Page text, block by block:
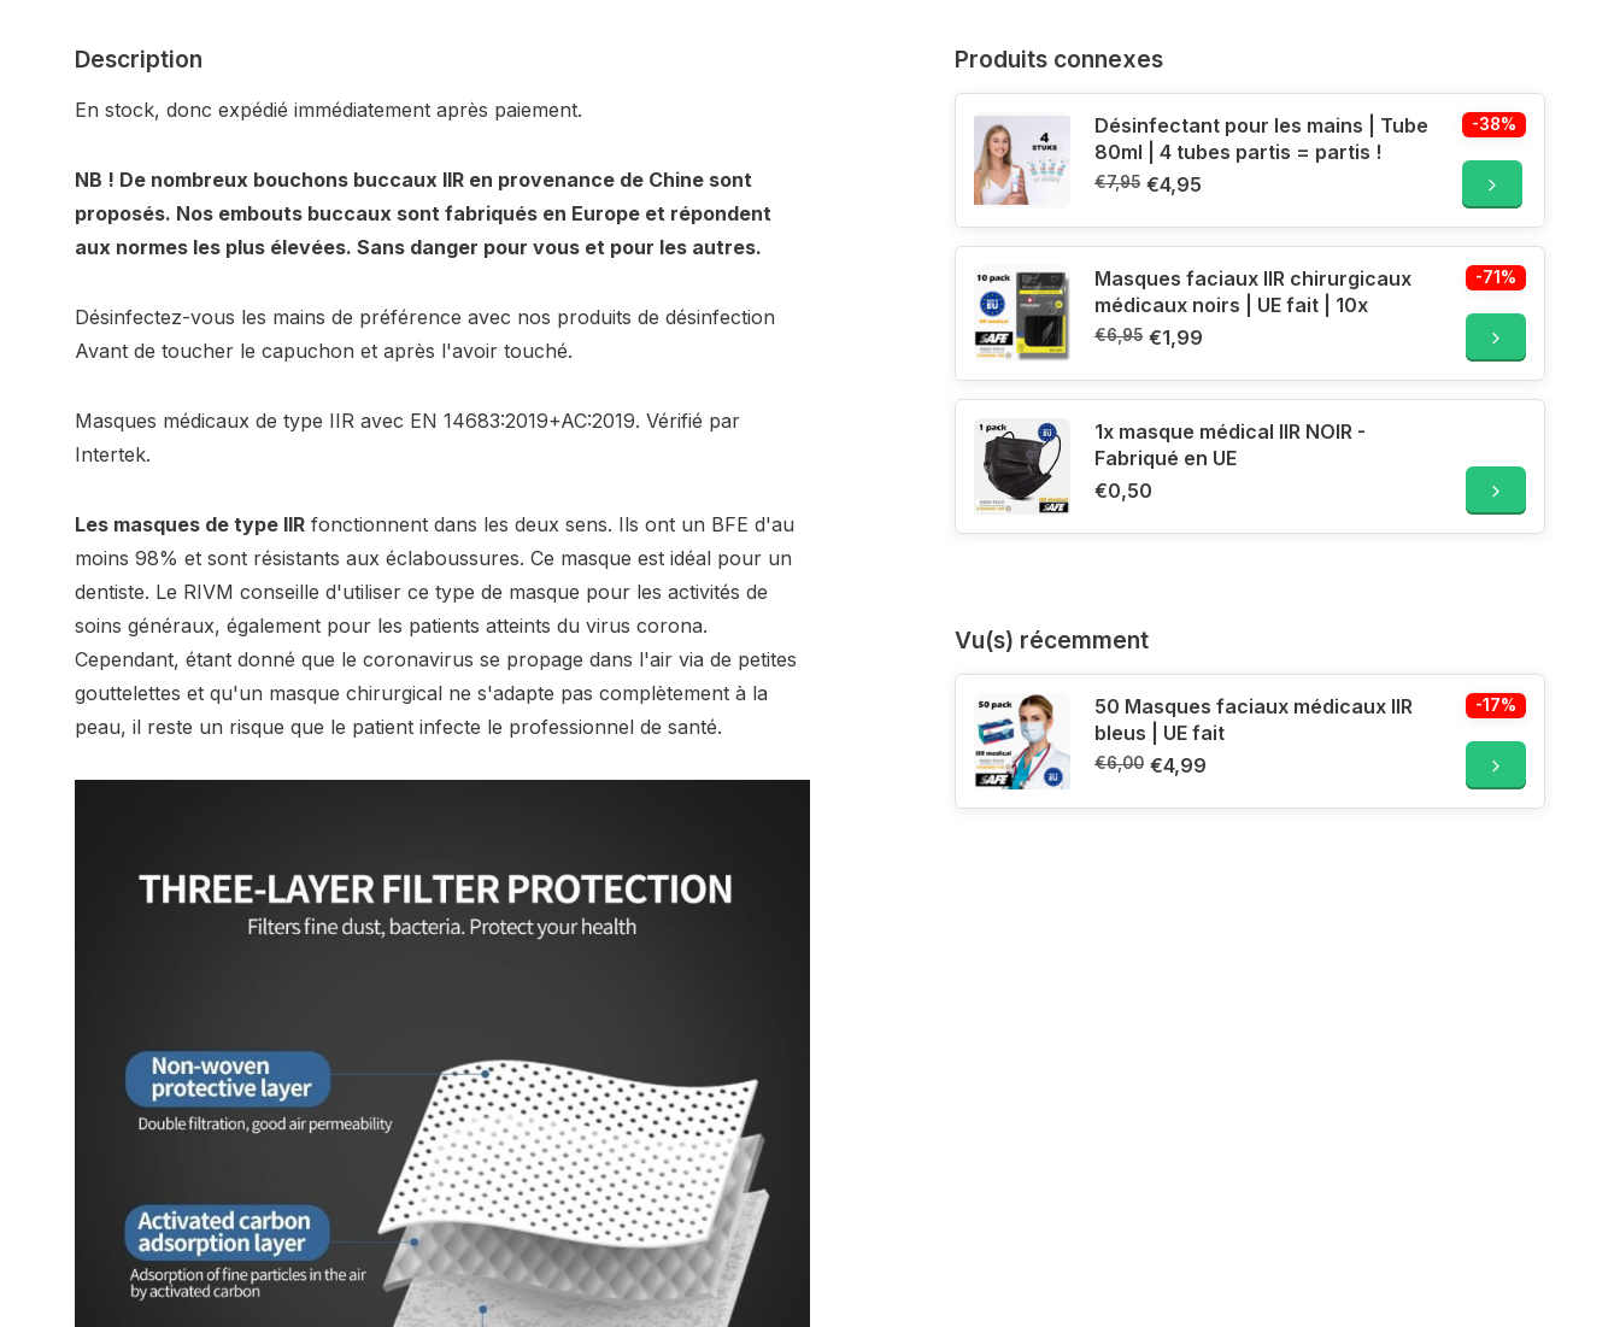
Description
En stock, donc expédié immédiatement après paiement.
NB ! De nombreux bouchons buccaux IIR en provenance de Chine sont
proposés. Nos embouts buccaux sont fabriqués en Europe et répondent
aux normes les plus élevées. Sans danger pour vous et pour les autres.
Désinfectez-vous les mains de préférence avec nos produits de désinfection
Avant de toucher le capuchon et après l'avoir touché.
Masques médicaux de type IIR avec EN 14683:2019+AC:2019. Vérifié par
Intertek.
Les masques de type IIR fonctionnent dans les deux sens. Ils ont un BFE d'au
moins 98% et sont résistants aux éclaboussures. Ce masque est idéal pour un
dentiste. Le RIVM conseille d'utiliser ce type de masque pour les activités de
soins généraux, également pour les patients atteints du virus corona.
Cependant, étant donné que le coronavirus se propage dans l'air via de petites
gouttelettes et qu'un masque chirurgical ne s'adapte pas complètement à la
peau, il reste un risque que le patient infecte le professionnel de santé.
Produits connexes
Désinfectant pour les mains | Tube
80ml | 4 tubes partis = partis !
€7,95 €4,95
-38%
Masques faciaux IIR chirurgicaux
médicaux noirs | UE fait | 10x
€6,95 €1,99
-71%
1x masque médical IIR NOIR -
Fabriqué en UE
€0,50
Vu(s) récemment
50 Masques faciaux médicaux IIR
bleus | UE fait
€6,00 €4,99
-17%